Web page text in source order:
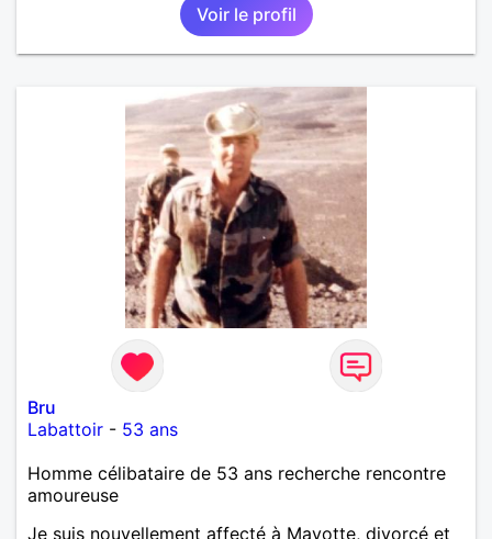
Voir le profil
Bru
Labattoir - 53 ans
Homme célibataire de 53 ans recherche rencontre
amoureuse
Je suis nouvellement affecté à Mayotte, divorcé et